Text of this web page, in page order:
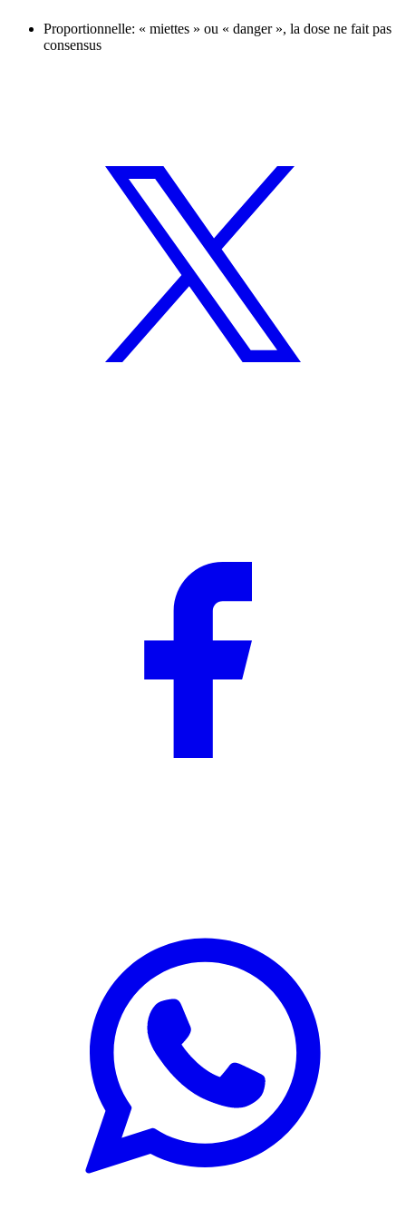
Proportionnelle: « miettes » ou « danger », la dose ne fait pas
consensus